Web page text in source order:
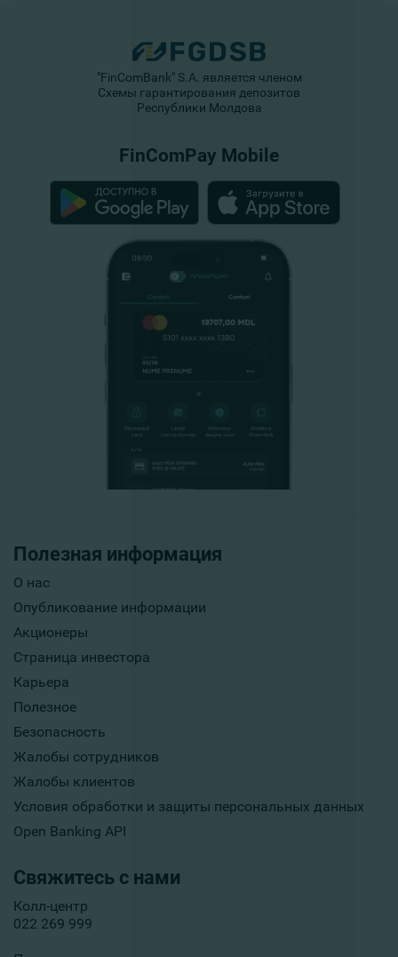
Полезная информация
О нас
Опубликование информации
Акционеры
Страница инвестора
Карьера
Полезное
Безопасность
Жалобы сотрудников
Жалобы клиентов
Условия обработки и защиты персональных данных
Open Banking API
Свяжитесь с нами
Колл-центр
022 269 999
"FinComBank" S.A. является членом
Схемы гарантирования депозитов
Республики Молдова
FinComPay Mobile